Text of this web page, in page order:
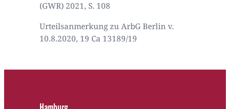
(GWR) 2021, S. 108
Urteilsanmerkung zu ArbG Berlin v.
10.8.2020, 19 Ca 13189/19